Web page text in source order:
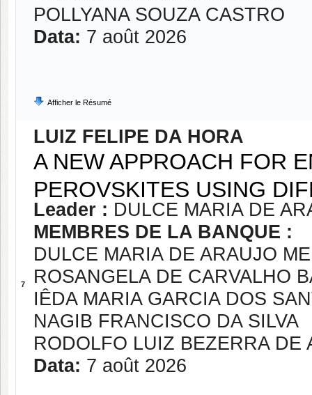
POLLYANA SOUZA CASTRO
Data: 7 août 2026
Afficher le Résumé
7
LUIZ FELIPE DA HORA
A NEW APPROACH FOR
PEROVSKITES USING
Leader : DULCE MARIA DE
MEMBRES DE LA BANQUE :
DULCE MARIA DE ARAUJO
ROSANGELA DE CARVALHO
IÊDA MARIA GARCIA DOS
NAGIB FRANCISCO DA SILVA
RODOLFO LUIZ BEZERRA DE
Data: 7 août 2026